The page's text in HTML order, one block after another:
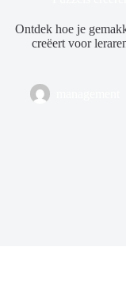
Ontdek hoe je
creëert voor